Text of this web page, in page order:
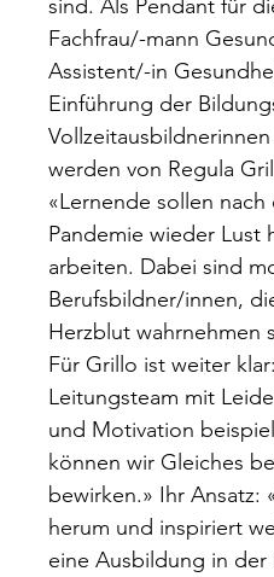
sind. Als Pendant für
Fachfrau/-mann
Assistent/-in
Einführung der
werden von Regula
«Lernende sollen
Pandemie wieder Lust
arbeiten. Dabei sind
Berufsbildner/innen,
Herzblut wahrnehmen
Für Grillo ist weiter
Leitungsteam mit
und Motivation
können wir Gleiches
bewirken.» Ihr Ansatz:
herum und inspiriert
eine Ausbildung in der